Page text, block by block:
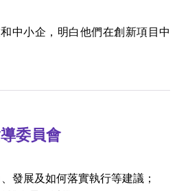
中小企，明白他們在創新項目中
委員會
發展及如何落實執行等建議；